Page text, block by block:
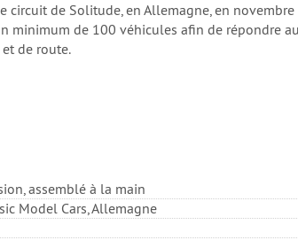
circuit de Solitude, en Allemagne, en
minimum de 100 véhicules afin de répondre
de route.
assemblé à la main
Model Cars, Allemagne